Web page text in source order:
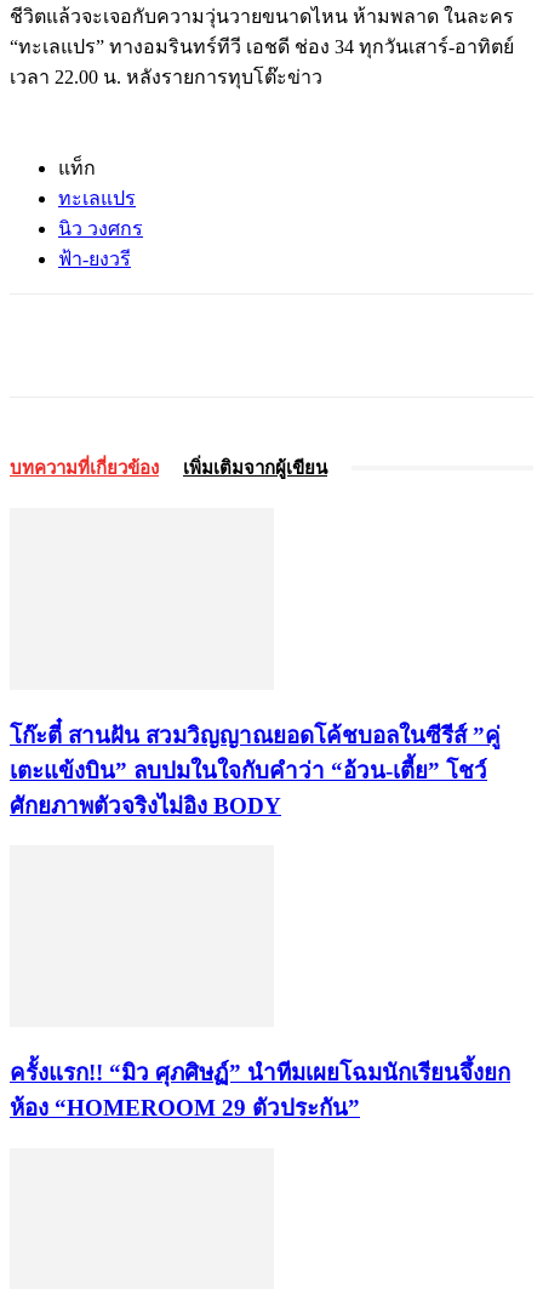
ชีวิตแล้วจะเจอกับความวุ่นวายขนาดไหน ห้ามพลาด ในละคร
“ทะเลแปร” ทางอมรินทร์ทีวี เอชดี ช่อง 34 ทุกวันเสาร์-อาทิตย์
เวลา 22.00 น. หลังรายการทุบโต๊ะข่าว
แท็ก
ทะเลแปร
นิว วงศกร
ฟ้า-ยงวรี
บทความที่เกี่ยวข้อง เพิ่มเติมจากผู้เขียน
โก๊ะตี๋ สานฝัน สวมวิญญาณยอดโค้ชบอลในซีรีส์ ”คู่
เตะแข้งบิน” ลบปมในใจกับคำว่า “อ้วน-เตี้ย” โชว์
ศักยภาพตัวจริงไม่อิง BODY
ครั้งแรก!! “มิว ศุภศิษฏ์” นำทีมเผยโฉมนักเรียนจึ้งยก
ห้อง “HOMEROOM 29 ตัวประกัน”